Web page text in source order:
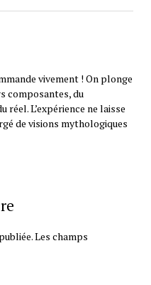
vivement ! On plonge
composantes, du
L’expérience ne laisse
de visions mythologiques
Les champs